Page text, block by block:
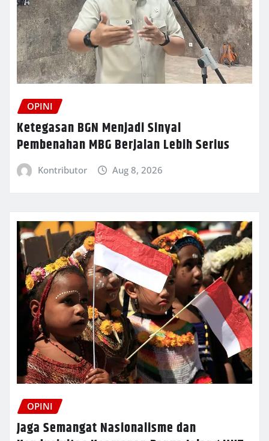
OPINI
Ketegasan BGN Menjadi Sinyal
Pembenahan MBG Berjalan Lebih Serius
Kontributor Aug 8, 2026
OPINI
Jaga Semangat Nasionalisme dan